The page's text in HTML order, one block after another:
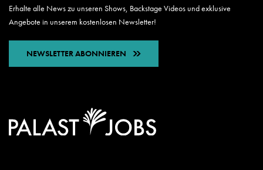
Erhalte alle News zu unseren Shows, Backstage Videos und exklusive
Angebote in unserem kostenlosen Newsletter!
NEWSLETTER ABONNIEREN